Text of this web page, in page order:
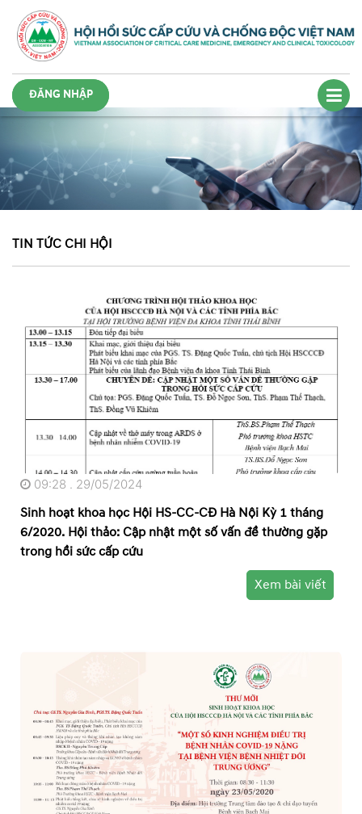
ĐĂNG NHẬP
TIN TỨC CHI HỘI
09:28 . 29/05/2024
Sinh hoạt khoa học Hội HS-CC-CĐ Hà Nội Kỳ 1 tháng
6/2020. Hội thảo: Cập nhật một số vấn đề thường gặp
trong hồi sức cấp cứu
Xem bài viết